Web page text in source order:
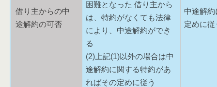
借り主からの中
途解約の可否
困難となった 借り主から
は、特約がなくても法律
により、中途解約ができ
る
(2)上記(1)以外の場合は中
途解約に関する特約があ
ればその定めに従う
中途解
定めに従